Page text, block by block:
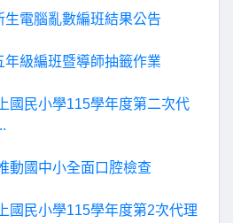
生電腦亂數編班結果公告
年級編班暨導師抽籤作業
國民小學115學年度第二次代
動國中小全面口腔檢查
國民小學115學年度第2次代理